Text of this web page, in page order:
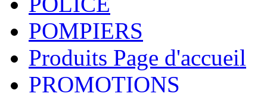
POMPIERS
Produits Page d'accueil
PROMOTIONS